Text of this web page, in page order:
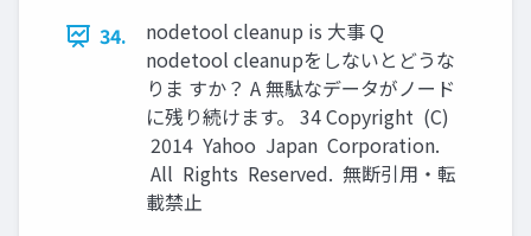
34.
nodetool cleanup is 大事 Q
nodetool cleanupをしないとどうな
りま すか？ A 無駄なデータがノード
に残り続けます。 34 Copyright (C)
2014 Yahoo Japan Corporation.
All Rights Reserved. 無断引用・転
載禁止